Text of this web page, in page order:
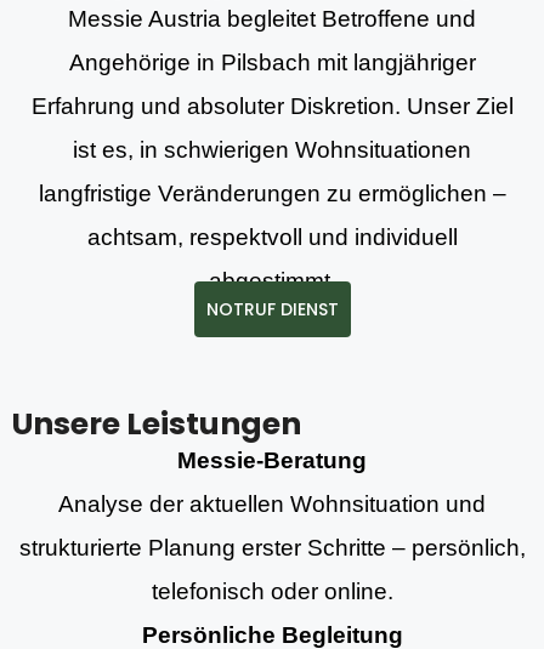
Messie Austria begleitet Betroffene und
Angehörige in Pilsbach mit langjähriger
Erfahrung und absoluter Diskretion. Unser Ziel
ist es, in schwierigen Wohnsituationen
langfristige Veränderungen zu ermöglichen –
achtsam, respektvoll und individuell
abgestimmt.
NOTRUF DIENST
Unsere Leistungen
Messie-Beratung
Analyse der aktuellen Wohnsituation und
strukturierte Planung erster Schritte – persönlich,
telefonisch oder online.
Persönliche Begleitung